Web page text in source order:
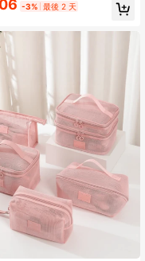
-3% 最後 2 天
榜 Top 五顏六色 收納袋